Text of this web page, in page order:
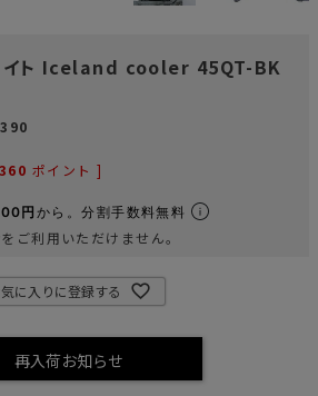
ト Iceland cooler 45QT-BK
360 ポイント ]
円 から。分割手数料無料
ご利用いただけません。
に入りに登録する
再入荷お知らせ